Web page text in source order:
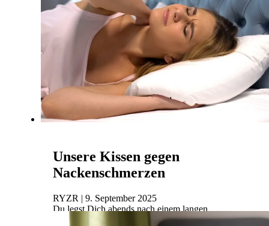
gezielt Deinen Körper, stützt Deine Wirbelsäule
und sorg...
Mehr lesen
Unsere Kissen gegen
Nackenschmerzen
RYZR | 9. September 2025
Du legst Dich abends nach einem langen,
anstrengenden Tag erschöpft ins Bett und freust